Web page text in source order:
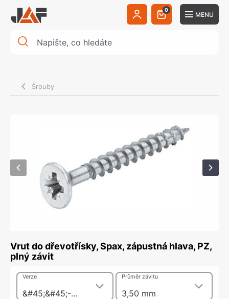
0
MENU
Šrouby
Vrut do dřevotřísky, Spax, zápustná hlava, PZ,
plný závit
&#45;&#45;-Hranatá špička s patentovaným profilem dříku a víceúčelovou hlavou
Verze
3,50 mm
Průměr závitu